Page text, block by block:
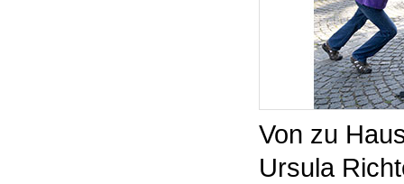
Von zu
Ursula